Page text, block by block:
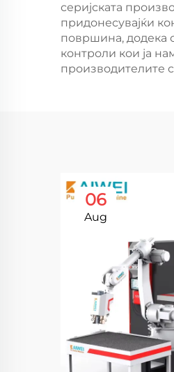
серијската
придонесувајќи
површина, додека
контроли кои ја
производителите
06
Aug